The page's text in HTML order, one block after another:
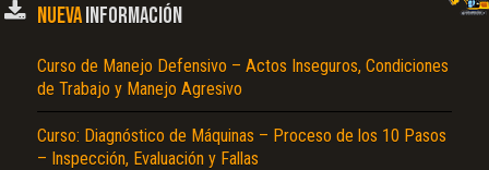
NUEVAINFORMACIÓN
Curso de Manejo Defensivo – Actos Inseguros, Condiciones
de Trabajo y Manejo Agresivo
Curso: Diagnóstico de Máquinas – Proceso de los 10 Pasos
– Inspección, Evaluación y Fallas